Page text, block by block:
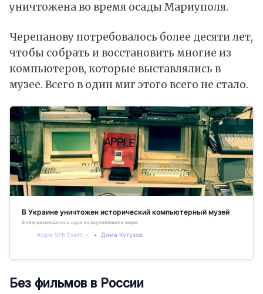
уничтожена во время осады Мариуполя.
Черепанову потребовалось более десяти лет,
чтобы собрать и восстановить многие из
компьютеров, которые выставлялись в
музее. Всего в один миг этого всего не стало.
В Украине уничтожен исторический компьютерный музей
В нём размещалась одна из крупнейших в мире коллекций компьютеров советской эпохи
Apple SPb Event Дима Кутузов
Без фильмов в России